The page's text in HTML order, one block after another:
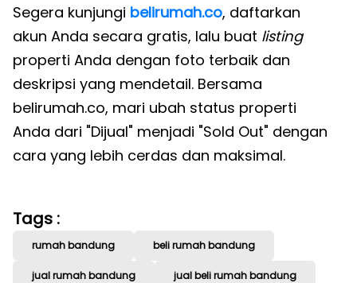
Segera kunjungi belirumah.co, daftarkan
akun Anda secara gratis, lalu buat listing
properti Anda dengan foto terbaik dan
deskripsi yang mendetail. Bersama
belirumah.co, mari ubah status properti
Anda dari "Dijual" menjadi "Sold Out" dengan
cara yang lebih cerdas dan maksimal.
Tags :
rumah bandung beli rumah bandung
jual rumah bandung jual beli rumah bandung